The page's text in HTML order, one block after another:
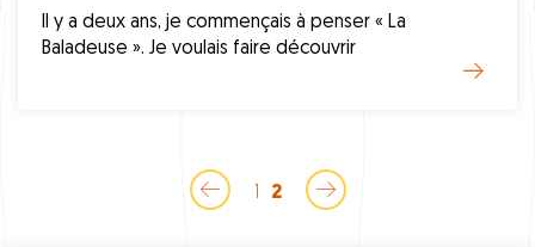
Il y a deux ans, je commençais à penser « La
Baladeuse ». Je voulais faire découvrir
2